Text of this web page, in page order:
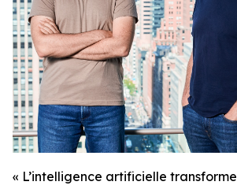
« L’intelligence artificielle transforme